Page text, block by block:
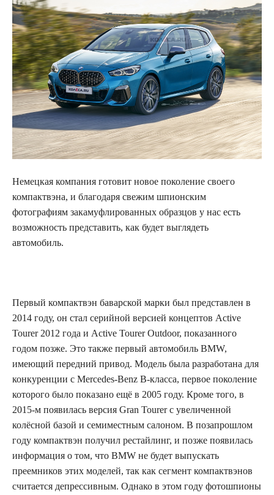
Немецкая компания готовит новое поколение своего
компактвэна, и благодаря свежим шпионским
фотографиям закамуфлированных образцов у нас есть
возможность представить, как будет выглядеть
автомобиль.
Первый компактвэн баварской марки был представлен в
2014 году, он стал серийной версией концептов Active
Tourer 2012 года и Active Tourer Outdoor, показанного
годом позже. Это также первый автомобиль BMW,
имеющий передний привод. Модель была разработана для
конкуренции с Mercedes-Benz B-класса, первое поколение
которого было показано ещё в 2005 году. Кроме того, в
2015-м появилась версия Gran Tourer с увеличенной
колёсной базой и семиместным салоном. В позапрошлом
году компактвэн получил рестайлинг, и позже появилась
информация о том, что BMW не будет выпускать
преемников этих моделей, так как сегмент компактвэнов
считается депрессивным. Однако в этом году фотошпионы